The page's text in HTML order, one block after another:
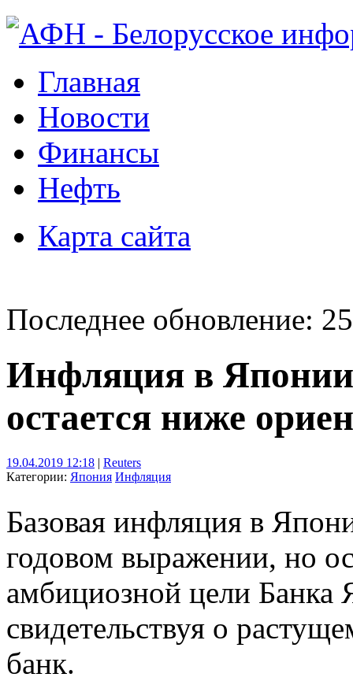
Главная
Новости
Финансы
Нефть
Карта сайта
Последнее обновление:
Инфляция в Японии
остается ниже
19.04.2019 12:18 | Reuters
Категории: Япония Инфляция
Базовая инфляция в
годовом выражении, но
амбициозной цели Банка
свидетельствуя о
банк.